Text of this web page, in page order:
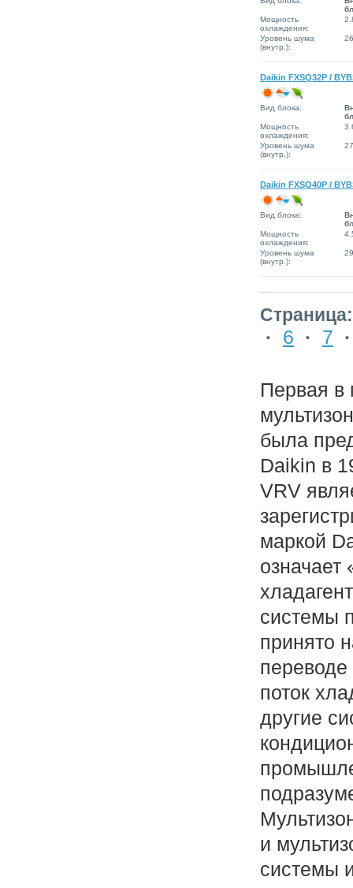
Мощность
охлаждения:
Уровень шума
(внутр.):
Daikin FXSQ32P /
Вид блока:
Мощность
охлаждения:
Уровень шума
(внутр.):
Daikin FXSQ40P /
Вид блока:
Мощность
охлаждения:
Уровень шума
(внутр.):
Страница:
· 6 · 7
Первая в
была
Daikin в
VRV
маркой
системы
принято
поток
другие
и
системы